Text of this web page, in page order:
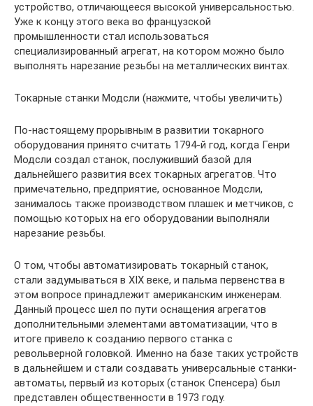
устройство, отличающееся высокой универсальностью.
Уже к концу этого века во французской
промышленности стал использоваться
специализированный агрегат, на котором можно было
выполнять нарезание резьбы на металлических винтах.
Токарные станки Модсли (нажмите, чтобы увеличить)
По-настоящему прорывным в развитии токарного
оборудования принято считать 1794-й год, когда Генри
Модсли создал станок, послуживший базой для
дальнейшего развития всех токарных агрегатов. Что
примечательно, предприятие, основанное Модсли,
занималось также производством плашек и метчиков, с
помощью которых на его оборудовании выполняли
нарезание резьбы.
О том, чтобы автоматизировать токарный станок,
стали задумываться в XIX веке, и пальма первенства в
этом вопросе принадлежит американским инженерам.
Данный процесс шел по пути оснащения агрегатов
дополнительными элементами автоматизации, что в
итоге привело к созданию первого станка с
револьверной головкой. Именно на базе таких устройств
в дальнейшем и стали создавать универсальные станки-
автоматы, первый из которых (станок Спенсера) был
представлен общественности в 1973 году.